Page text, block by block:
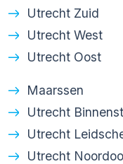
Utrecht Zuid
Utrecht West
Utrecht Oost
Maarssen
Utrecht
Utrecht
Utrecht